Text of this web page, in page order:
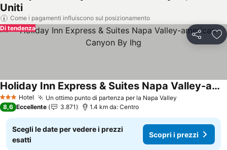
Uniti
Come i pagamenti influiscono sul posizionamento
Condividi
Di tendenza
3 StelleHotel Un ottimo punto di partenza per la Napa Valley
Holiday Inn Express & Suites Napa Valley-american Canyon By Ihg
8,6 Eccellente 3.871 1.4 km da: Centro
Scegli le date per vedere i prezzi
esatti
Scopri i prezzi